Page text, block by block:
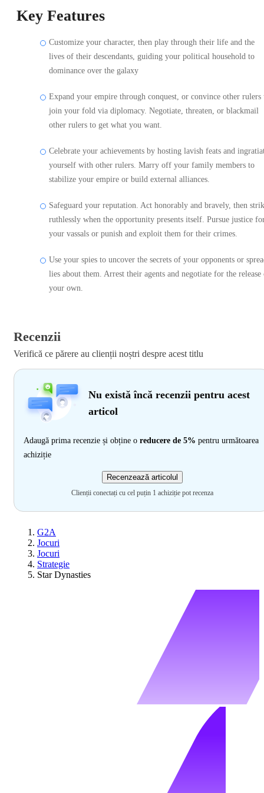
Key Features
Customize your character, then play through their life and the
lives of their descendants, guiding your political household to
dominance over the galaxy
Expand your empire through conquest, or convince other rulers
join your fold via diplomacy. Negotiate, threaten, or blackmail
other rulers to get what you want.
Celebrate your achievements by hosting lavish feats and
yourself with other rulers. Marry off your family members to
stabilize your empire or build external alliances.
Safeguard your reputation. Act honorably and bravely, then
ruthlessly when the opportunity presents itself. Pursue justice
your vassals or punish and exploit them for their crimes.
Use your spies to uncover the secrets of your opponents or
lies about them. Arrest their agents and negotiate for the release
your own.
Recenzii
Verifică ce părere au clienții noștri despre acest titlu
Nu există încă recenzii pentru acest
articol
Adaugă prima recenzie și obține o reducere de 5% pentru următoarea
achiziție
Recenzează articolul
Clienții conectați cu cel puțin 1 achiziție pot recenza
G2A
Jocuri
Jocuri
Strategie
Star Dynasties